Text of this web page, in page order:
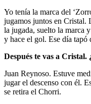
Yo tenía la marca del
jugamos juntos en Cristal.
la jugada, suelto la marca
y hace el gol. Ese día tapó
Después te vas a Cristal.
Juan Reynoso. Estuve
jugar el descenso con él.
se retira el Chorri.